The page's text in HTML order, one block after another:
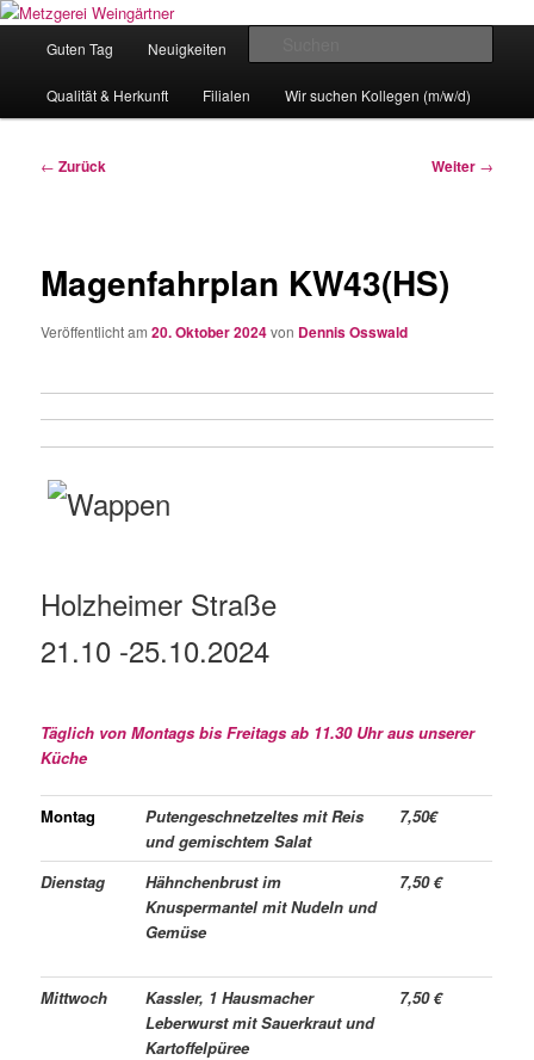
Zum
wechseln
Metzgerei Weingärtner
Eislingens leckere Adresse
Guten Tag Neuigkeiten
Qualität & Herkunft Filialen Wir suchen Kollegen (m/w/d)
Beitragsnavigation
← Zurück Weiter →
Magenfahrplan KW43(HS)
Veröffentlicht am20. Oktober 2024von Dennis Osswald
Holzheimer Straße
21.10 -25.10.2024
Täglich von Montags bis Freitags ab 11.30 Uhr aus unserer
Küche
Montag
Putengeschnetzeltes mit Reis
und gemischtem Salat
7,50€
Dienstag
Hähnchenbrust im
Knuspermantel mit Nudeln und
Gemüse
7,50 €
Mittwoch
Kassler, 1 Hausmacher
Leberwurst mit Sauerkraut und
Kartoffelpüree
7,50 €